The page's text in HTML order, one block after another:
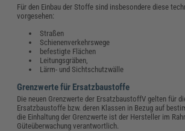
Für den Einbau der Stoffe sind insbesondere diese
vorgesehen:
Straßen
Schienenverkehrswege
befestigte Flächen
Leitungsgräben,
Lärm- und Sichtschutzwälle
Grenzwerte für Ersatzbaustoffe
Die neuen Grenzwerte der ErsatzbaustoffV gelten für
Ersatzbaustoffe bzw. deren Klassen in Bezug auf
die Einhaltung der Grenzwerte ist der Hersteller im
Güteüberwachung verantwortlich.